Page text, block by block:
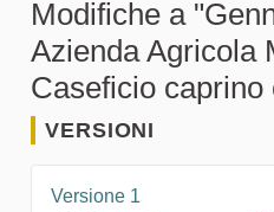
Modifiche a
Azienda Agricola
Caseficio caprino
VERSIONI
Versione 1